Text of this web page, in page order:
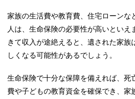
家族の生活費や教育費、住宅ローンな
人は、生命保険の必要性が高いといえ
きて収入が途絶えると、遺された家族
しくなる可能性があるでしょう。
生命保険で十分な保障を備えれば、死
費や子どもの教育資金を確保でき、家